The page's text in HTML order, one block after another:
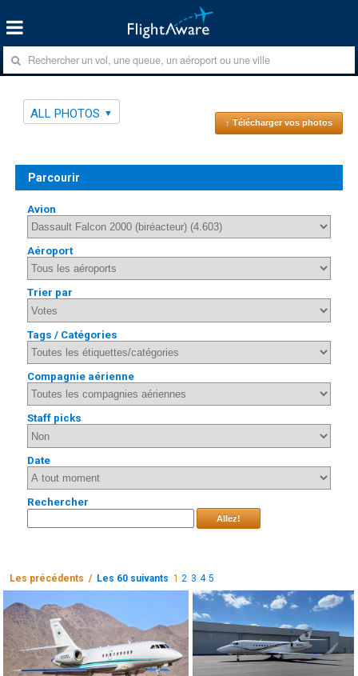
ALL PHOTOS
↑ Télécharger vos photos
Parcourir
Avion
Aéroport
Trier par
Tags / Catégories
Compagnie aérienne
Staff picks
Date
Rechercher
Allez!
Les précédents / Les 60 suivants 1 2 3 4 5